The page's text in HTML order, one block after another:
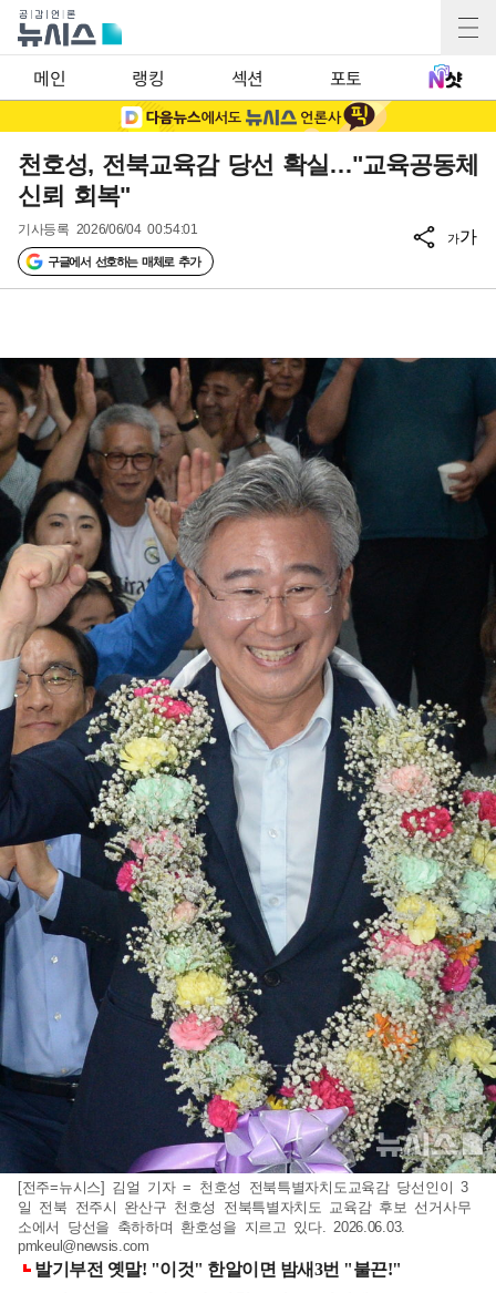
메인 랭킹 섹션 포토
천호성, 전북교육감 당선 확실…"교육공동체
신뢰 회복"
기사등록 2026/06/04 00:54:01
구글에서 선호하는 매체로 추가
가가
[전주=뉴시스] 김얼 기자 = 천호성 전북특별자치도교육감 당선인이 3
일 전북 전주시 완산구 천호성 전북특별자치도 교육감 후보 선거사무
소에서 당선을 축하하며 환호성을 지르고 있다. 2026.06.03.
pmkeul@newsis.com